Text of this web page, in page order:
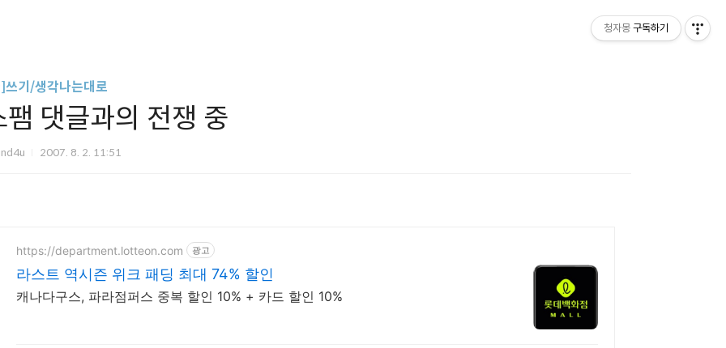
기/생각나는대로
팸 댓글과의 전쟁 중
2007. 8. 2. 11:51
https://department.lotteon.com 광고
라스트 역시즌 위크 패딩 최대 74% 할인
캐나다구스, 파라점퍼스 중복 할인 10% + 카드 할인 10%
청자몽 구독하기